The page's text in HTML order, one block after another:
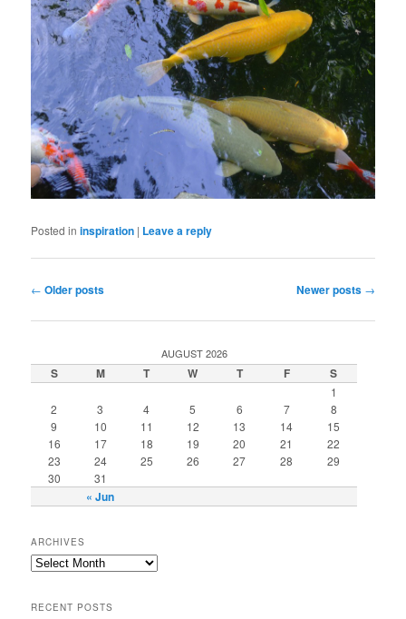
Posted in inspiration | Leave a reply
Post navigation
← Older posts Newer posts →
AUGUST 2026
S M T W T F S
« Jun
1
2
3 4 5 6 7
8
9
10 11 12 13 14
15
16
17 18 19 20 21
22
23
24 25 26 27 28
29
30
31
ARCHIVES
RECENT POSTS